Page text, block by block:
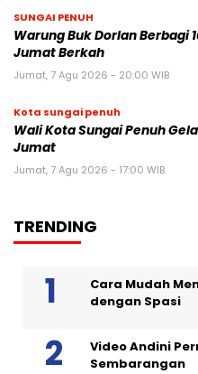
SUNGAI PENUH
Warung Buk Dorlan Berbagi
Jumat Berkah
Jumat, 7 Agu 2026 - 20:00 WIB
Kota sungai penuh
Wali Kota Sungai Penuh
Jumat
Jumat, 7 Agu 2026 - 17:00 WIB
TRENDING
Cara Mudah
dengan Spasi
Video Andini
Sembarangan